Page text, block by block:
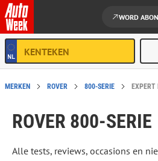
Ga naar de inhoud
WORD
MERKEN ROVER 800-SERIE
ROVER 800-SERIE
Alle tests, reviews, occasions en